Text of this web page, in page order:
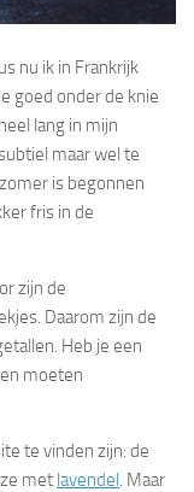
nu ik in Frankrijk
goed onder de knie
lang in mijn
maar wel te
is begonnen
fris in de
zijn de
Daarom zijn de
Heb je een
moeten
te vinden zijn: de
met lavendel. Maar